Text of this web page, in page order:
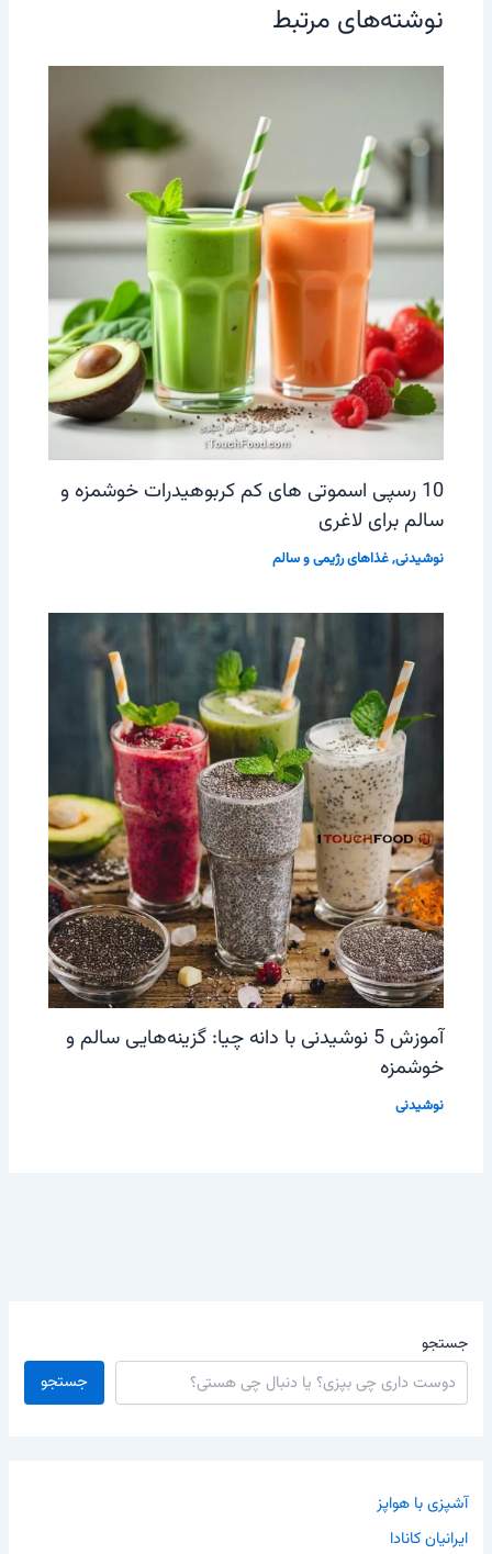
نوشته‌های مرتبط
10 رسپی اسموتی‌ های کم کربوهیدرات خوشمزه و
سالم برای لاغری
نوشیدنی,غذاهای رژیمی و سالم
آموزش 5 نوشیدنی با دانه چیا: گزینه‌هایی سالم و
خوشمزه
نوشیدنی
جستجو
جستجو
آشپزی با هواپز
ایرانیان کانادا